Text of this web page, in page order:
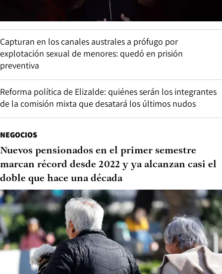
Capturan en los canales australes a prófugo por
explotación sexual de menores: quedó en prisión
preventiva
Reforma política de Elizalde: quiénes serán los integrantes
de la comisión mixta que desatará los últimos nudos
NEGOCIOS
Nuevos pensionados en el primer semestre
marcan récord desde 2022 y ya alcanzan casi el
doble que hace una década